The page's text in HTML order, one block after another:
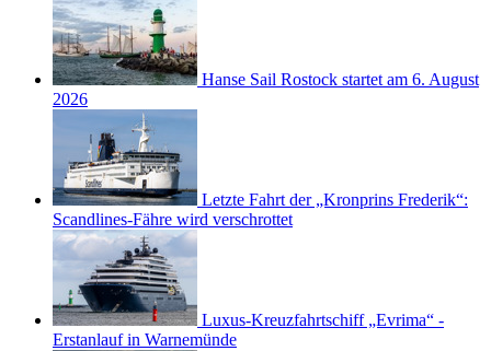
Hanse Sail Rostock startet am 6. August
2026
Letzte Fahrt der „Kronprins Frederik“:
Scandlines-Fähre wird verschrottet
Luxus-Kreuzfahrtschiff „Evrima“ -
Erstanlauf in Warnemünde